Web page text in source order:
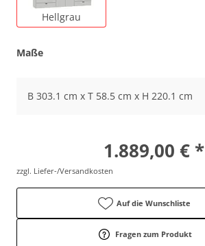
Hellgrau
Maße
B 303.1 cm x T 58.5 cm x H 220.1 cm
1.889,00 € *
zzgl. Liefer-/Versandkosten
Auf die Wunschliste
Fragen zum Produkt